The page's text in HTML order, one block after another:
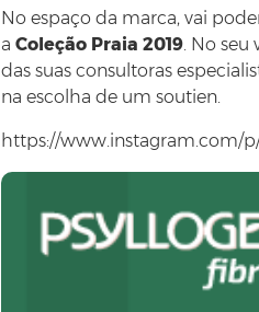
No espaço da marca, vai
a Coleção Praia 2019 . No
das suas consultoras
na escolha de um soutien.
https://www.instagram.com/